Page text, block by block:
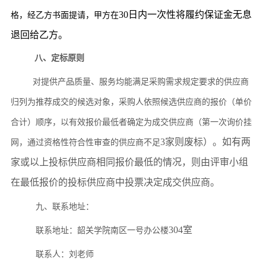
格，经乙方书面提请，甲方在30日内一次性将履约保证金无息
退回给乙方。
八、定标原则
对提供产品质量、服务均能满足采购需求规定要求的供应商
归列为推荐成交的候选对象，采购人依照候选供应商的报价（单价
合计）顺序，以有效报价最低者确定为成交供应商（第一次询价挂
网，通过资格性符合性审查的供应商不足3家则废标）。如有两
家或以上投标供应商相同报价最低的情况，则由评审小组
在最低报价的投标供应商中投票决定成交供应商。
九、联系地址：
联系地址：韶关学院南区一号办公楼304室
联系人：刘老师